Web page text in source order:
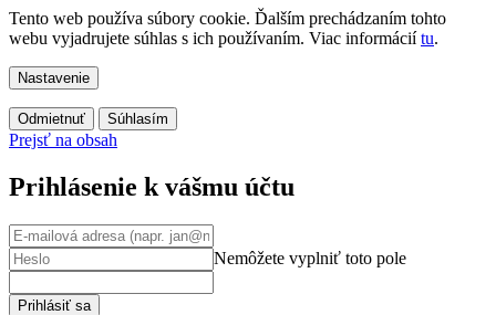
Tento web používa súbory cookie. Ďalším prechádzaním tohto
webu vyjadrujete súhlas s ich používaním. Viac informáciítu.
Nastavenie
Odmietnuť Súhlasím
Prejsť na obsah
Prihlásenie k vášmu účtu
Nemôžete vyplniť toto pole
Prihlásiť sa